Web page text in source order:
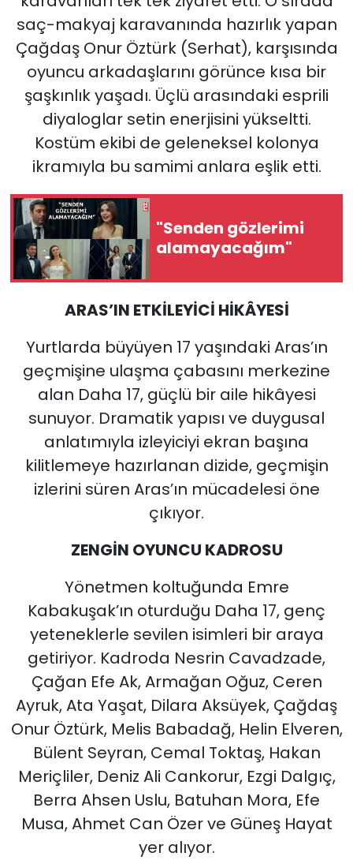
saç-makyaj karavanında hazırlık yapan
Çağdaş Onur Öztürk (Serhat), karşısında
oyuncu arkadaşlarını görünce kısa bir
şaşkınlık yaşadı. Üçlü arasındaki esprili
diyaloglar setin enerjisini yükseltti.
Kostüm ekibi de geleneksel kolonya
ikramıyla bu samimi anlara eşlik etti.
"Senden gözlerimi
alamayacağım"
ARAS’IN ETKİLEYİCİ HİKÂYESİ
Yurtlarda büyüyen 17 yaşındaki Aras’ın
geçmişine ulaşma çabasını merkezine
alan Daha 17, güçlü bir aile hikâyesi
sunuyor. Dramatik yapısı ve duygusal
anlatımıyla izleyiciyi ekran başına
kilitlemeye hazırlanan dizide, geçmişin
izlerini süren Aras’ın mücadelesi öne
çıkıyor.
ZENGİN OYUNCU KADROSU
Yönetmen koltuğunda Emre
Kabakuşak’ın oturduğu Daha 17, genç
yeteneklerle sevilen isimleri bir araya
getiriyor. Kadroda Nesrin Cavadzade,
Çağan Efe Ak, Armağan Oğuz, Ceren
Ayruk, Ata Yaşat, Dilara Aksüyek, Çağdaş
Onur Öztürk, Melis Babadağ, Helin Elveren,
Bülent Seyran, Cemal Toktaş, Hakan
Meriçliler, Deniz Ali Cankorur, Ezgi Dalgıç,
Berra Ahsen Uslu, Batuhan Mora, Efe
Musa, Ahmet Can Özer ve Güneş Hayat
yer alıyor.